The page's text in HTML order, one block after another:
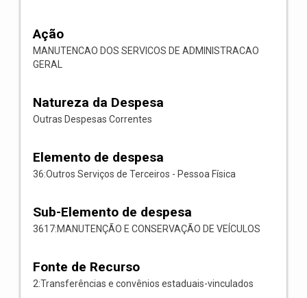
Ação
MANUTENCAO DOS SERVICOS DE ADMINISTRACAO
GERAL
Natureza da Despesa
Outras Despesas Correntes
Elemento de despesa
36:Outros Serviços de Terceiros - Pessoa Física
Sub-Elemento de despesa
3617:MANUTENÇÃO E CONSERVAÇÃO DE VEÍCULOS
Fonte de Recurso
2:Transferências e convênios estaduais-vinculados